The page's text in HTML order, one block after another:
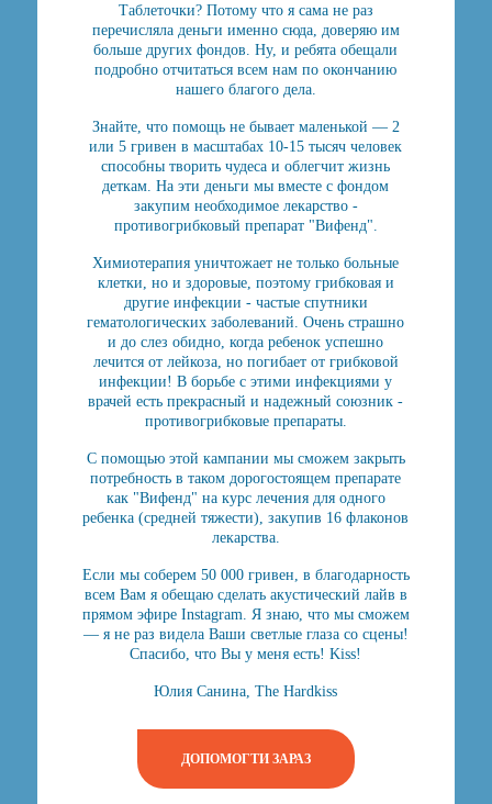
Таблеточки? Потому что я сама не раз
перечисляла деньги именно сюда, доверяю им
больше других фондов. Ну, и ребята обещали
подробно отчитаться всем нам по окончанию
нашего благого дела.
Знайте, что помощь не бывает маленькой — 2
или 5 гривен в масштабах 10-15 тысяч человек
способны творить чудеса и облегчит жизнь
деткам. На эти деньги мы вместе с фондом
закупим необходимое лекарство -
противогрибковый препарат "Вифенд".
Химиотерапия уничтожает не только больные
клетки, но и здоровые, поэтому грибковая и
другие инфекции - частые спутники
гематологических заболеваний. Очень страшно
и до слез обидно, когда ребенок успешно
лечится от лейкоза, но погибает от грибковой
инфекции! В борьбе с этими инфекциями у
врачей есть прекрасный и надежный союзник -
противогрибковые препараты.
С помощью этой кампании мы сможем закрыть
потребность в таком дорогостоящем препарате
как "Вифенд" на курс лечения для одного
ребенка (средней тяжести), закупив 16 флаконов
лекарства.
Если мы соберем 50 000 гривен, в благодарность
всем Вам я обещаю сделать акустический лайв в
прямом эфире Instagram. Я знаю, что мы сможем
— я не раз видела Ваши светлые глаза со сцены!
Спасибо, что Вы у меня есть! Kiss!
Юлия Санина, The Hardkiss
ДОПОМОГТИ ЗАРАЗ